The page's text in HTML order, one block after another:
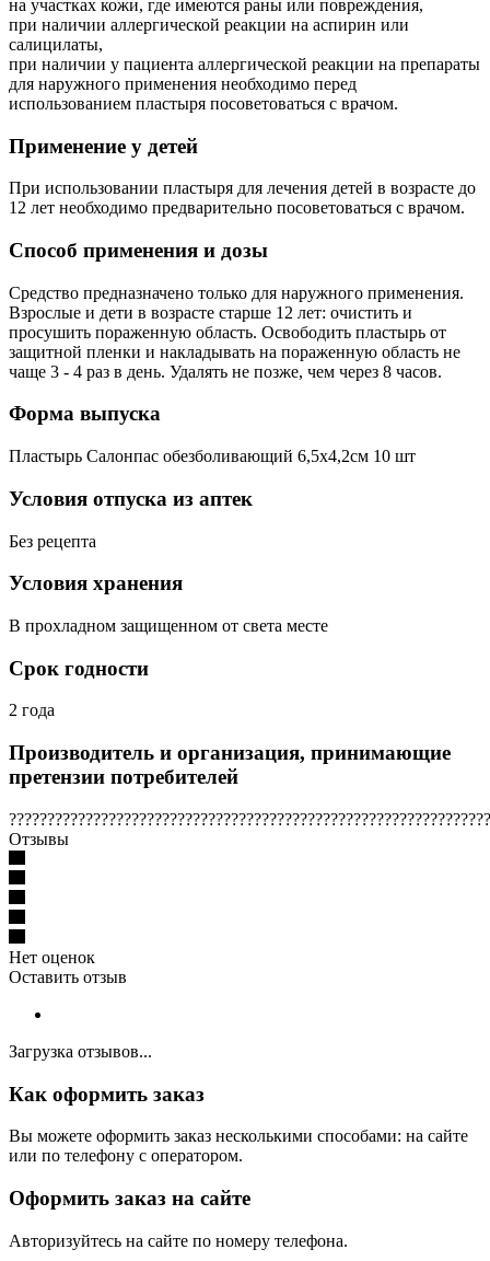
на участках кожи, где имеются раны или повреждения,
при наличии аллергической реакции на аспирин или
салицилаты,
при наличии у пациента аллергической реакции на препараты
для наружного применения необходимо перед
использованием пластыря посоветоваться с врачом.
Применение у детей
При использовании пластыря для лечения детей в возрасте до
12 лет необходимо предварительно посоветоваться с врачом.
Способ применения и дозы
Средство предназначено только для наружного применения.
Взрослые и дети в возрасте старше 12 лет: очистить и
просушить пораженную область. Освободить пластырь от
защитной пленки и накладывать на пораженную область не
чаще 3 - 4 раз в день. Удалять не позже, чем через 8 часов.
Форма выпуска
Пластырь Салонпас обезболивающий 6,5х4,2см 10 шт
Условия отпуска из аптек
Без рецепта
Условия хранения
В прохладном защищенном от света месте
Срок годности
2 года
Производитель и организация, принимающие
претензии потребителей
Отзывы
Нет оценок
Оставить отзыв
Загрузка отзывов...
Как оформить заказ
Вы можете оформить заказ несколькими способами: на сайте
или по телефону с оператором.
Оформить заказ на сайте
Авторизуйтесь на сайте по номеру телефона.